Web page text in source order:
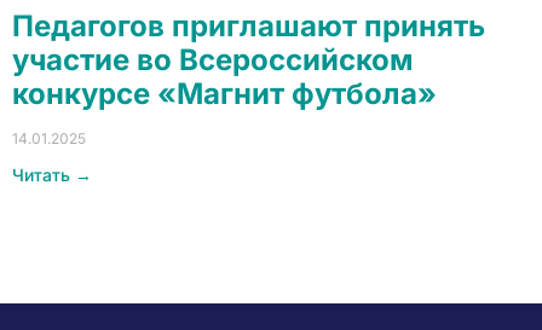
Педагогов приглашают принять
участие во Всероссийском
конкурсе «Магнит футбола»
14.01.2025
Читать →